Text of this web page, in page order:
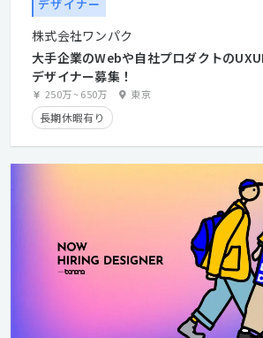
デザイナー
株式会社ワンパク
大手企業のWebや自社プロダクトの
デザイナー募集！
250万~650万 東京
長期休暇有り